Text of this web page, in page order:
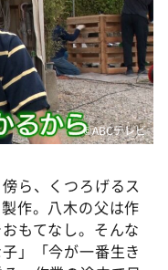
©ABCテレビ
ら、くつろげるス
作。八木の父は作
もてなし。そんな
」「今が一番生き